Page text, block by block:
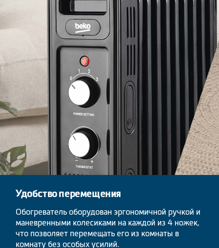
Удобство перемещения
Обогреватель оборудован эргономичной ручкой и
маневренными колесиками на каждой из 4 ножек,
что позволяет перемещать его из комнаты в
комнату без особых усилий.